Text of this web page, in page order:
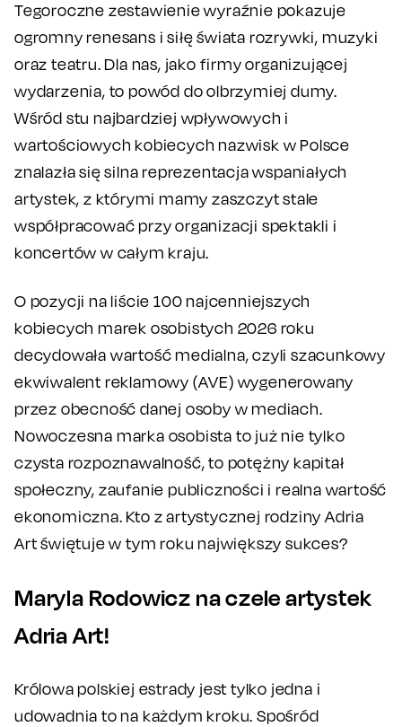
Tegoroczne zestawienie wyraźnie pokazuje
ogromny renesans i siłę świata rozrywki, muzyki
oraz teatru. Dla nas, jako firmy organizującej
wydarzenia, to powód do olbrzymiej dumy.
Wśród stu najbardziej wpływowych i
wartościowych kobiecych nazwisk w Polsce
znalazła się silna reprezentacja wspaniałych
artystek, z którymi mamy zaszczyt stale
współpracować przy organizacji spektakli i
koncertów w całym kraju.
O pozycji na liście 100 najcenniejszych
kobiecych marek osobistych 2026 roku
decydowała wartość medialna, czyli szacunkowy
ekwiwalent reklamowy (AVE) wygenerowany
przez obecność danej osoby w mediach.
Nowoczesna marka osobista to już nie tylko
czysta rozpoznawalność, to potężny kapitał
społeczny, zaufanie publiczności i realna wartość
ekonomiczna. Kto z artystycznej rodziny Adria
Art świętuje w tym roku największy sukces?
Maryla Rodowicz na czele artystek
Adria Art!
Królowa polskiej estrady jest tylko jedna i
udowadnia to na każdym kroku. Spośród